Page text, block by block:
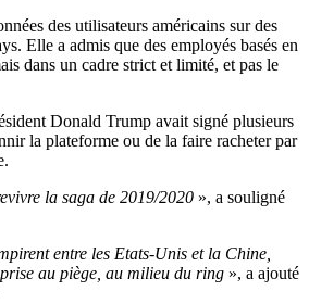
des utilisateurs américains sur des
Elle a admis que des employés basés en
dans un cadre strict et limité, et pas le
Donald Trump avait signé plusieurs
la plateforme ou de la faire racheter par
la saga de 2019/2020 », a souligné
entre les Etats-Unis et la Chine,
au piège, au milieu du ring », a ajouté